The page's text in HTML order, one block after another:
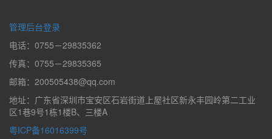
管理后台登录
电话：0755－29835362
传真：0755－29835365
邮箱：200505438@qq.com
地址：广东省深圳市宝安区石岩街道上屋社区新永丰园岭第二工业
区1巷9号1栋1楼B、三楼A
粤ICP备16016399号